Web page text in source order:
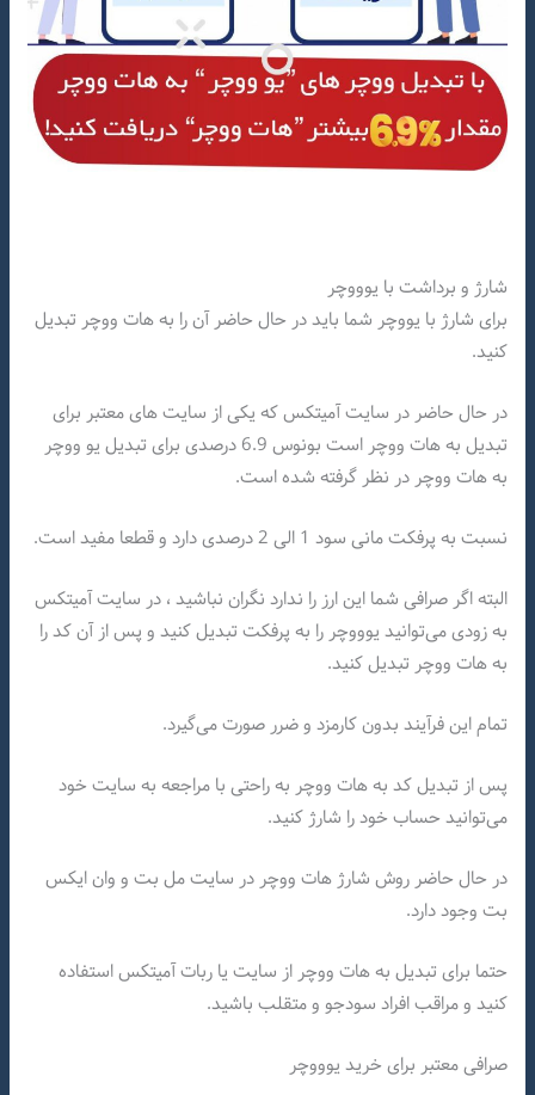
شارژ و برداشت با یوووچر
برای شارژ با یووچر شما باید در حال حاضر آن را به هات ووچر تبدیل
کنید.
در حال حاضر در سایت آمیتکس که یکی از سایت های معتبر برای
تبدیل به هات ووچر است بونوس 6.9 درصدی برای تبدیل یو ووچر
به هات ووچر در نظر گرفته شده است.
نسبت به پرفکت مانی سود 1 الی 2 درصدی دارد و قطعا مفید است.
البته اگر صرافی شما این ارز را ندارد نگران نباشید ، در سایت آمیتکس
به زودی می‌توانید یوووچر را به پرفکت تبدیل کنید و پس از آن کد را
به هات ووچر تبدیل کنید.
تمام این فرآیند بدون کارمزد و ضرر صورت می‌گیرد.
پس از تبدیل کد به هات ووچر به راحتی با مراجعه به سایت خود
می‌توانید حساب خود را شارژ کنید.
در حال حاضر روش شارژ هات ووچر در سایت مل بت و وان ایکس
بت وجود دارد.
حتما برای تبدیل به هات ووچر از سایت یا ربات آمیتکس استفاده
کنید و مراقب افراد سودجو و متقلب باشید.
صرافی معتبر برای خرید یوووچر